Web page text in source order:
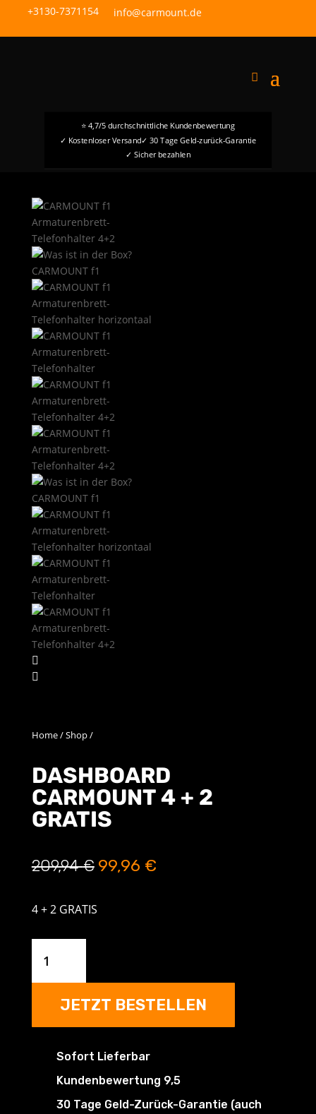
+3130-7371154 info@carmount.de
⭐ 4,7/5 durchschnittliche Kundenbewertung
✓ Kostenloser Versand✓ 30 Tage Geld-zurück-Garantie
✓ Sicher bezahlen
Home/Shop/
DASHBOARD
CARMOUNT 4 + 2
GRATIS
209,94€ Ursprünglicher
99,96 €Aktueller
4 + 2 GRATIS
CARMOUNT
GRATIS
JETZT BESTELLEN
Sofort Lieferbar
Kundenbewertung 9,5
30 Tage Geld-Zurück-Garantie (auch